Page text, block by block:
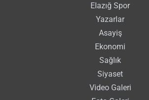
Elazığ Spor
Yazarlar
Asayiş
Ekonomi
Sağlık
Siyaset
Video Galeri